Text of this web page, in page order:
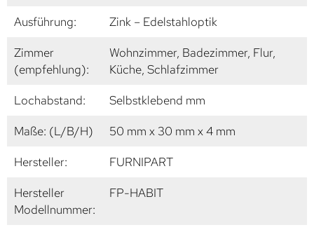
Ausführung:
Zink – Edelstahloptik
Zimmer
(empfehlung):
Wohnzimmer, Badezimmer, Flur,
Küche, Schlafzimmer
Lochabstand:
Selbstklebend mm
Maße: (L/B/H)
50 mm x 30 mm x 4 mm
Hersteller:
FURNIPART
Hersteller
Modellnummer:
FP-HABIT